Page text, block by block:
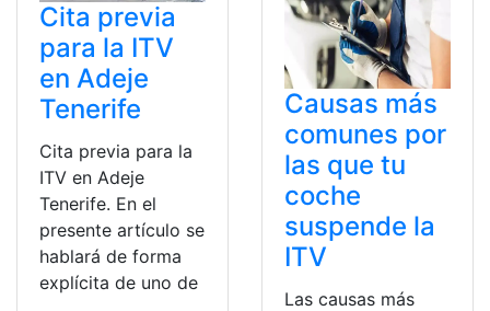
Cita previa
para la ITV
en Adeje
Tenerife
Cita previa para la
ITV en Adeje
Tenerife. En el
presente artículo se
hablará de forma
explícita de uno de
Causas más
comunes por
las que tu
coche
suspende la
ITV
Las causas más